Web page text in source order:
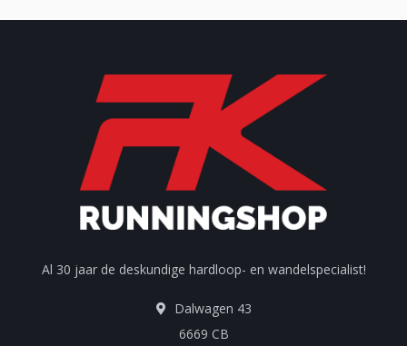
Al 30 jaar de deskundige hardloop- en wandelspecialist!
Dalwagen 43
6669 CB